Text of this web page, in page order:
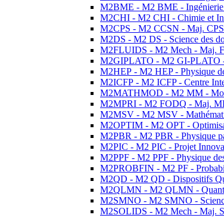
M2BME - M2 BME -
M2CHI - M2 CHI - Chimie et
M2CPS - M2 CCSN - Maj.
M2DS - M2 DS - Science des
M2FLUIDS - M2 Mech - Maj.
M2GIPLATO - M2 GI-PLATO -
M2HEP - M2 HEP - Physique
M2ICFP - M2 ICFP - Centre
M2MATHMOD - M2 MM -
M2MPRI - M2 FODQ - Maj.
M2MSV - M2 MSV -
M2OPTIM - M2 OPT -
M2PBR - M2 PBR - Physique
M2PIC - M2 PIC - Projet
M2PPF - M2 PPF - Physique
M2PROBFIN - M2 PF -
M2QD - M2 QD - Dispositifs
M2QLMN - M2 QLMN -
M2SMNO - M2 SMNO -
M2SOLIDS - M2 Mech - Maj.